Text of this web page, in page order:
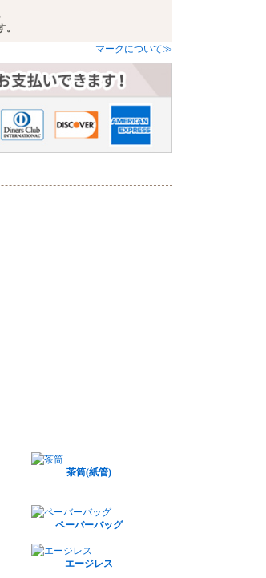
マークについて≫
茶筒(紙管)
ペーバーバッグ
エージレス